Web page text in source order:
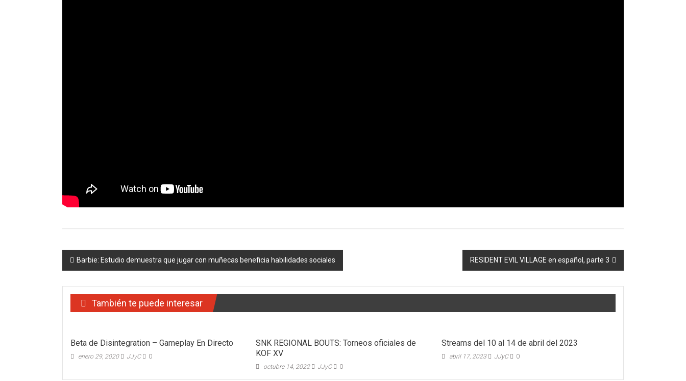
Navegación
de
entradas
Barbie: Estudio demuestra que jugar con muñecas beneficia habilidades sociales RESIDENT EVIL VILLAGE en español, parte 3
También te puede interesar
Beta de Disintegration – Gameplay En Directo
enero 29, 2020 JJyC 0
SNK REGIONAL BOUTS: Torneos oficiales de
KOF XV
octubre 14, 2022 JJyC 0
Streams del 10 al 14 de abril del 2023
abril 17, 2023 JJyC 0